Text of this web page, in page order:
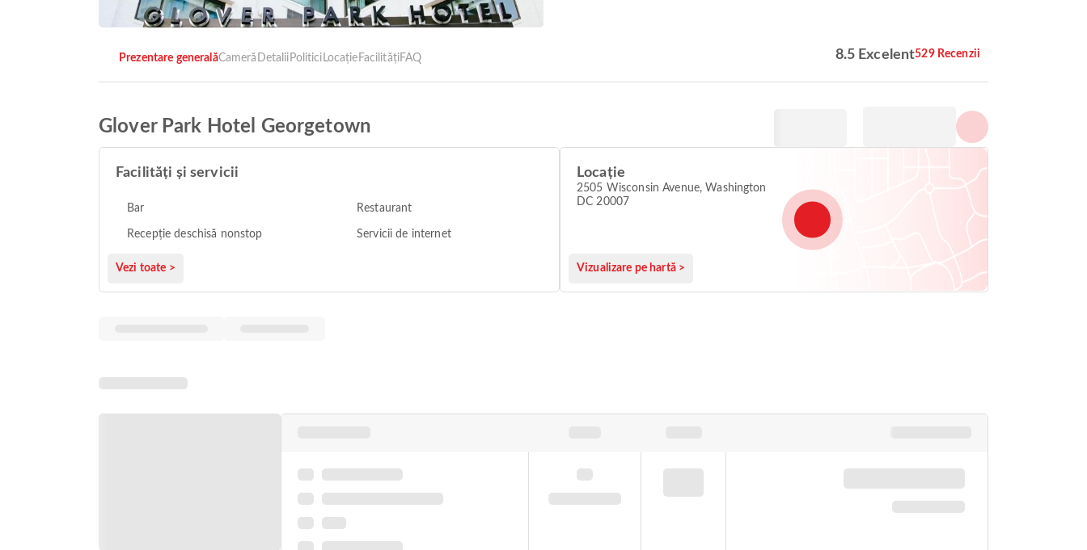
Prezentare generalăCameră Detalii Politici Locație FacilitățiFAQ 8.5 Excelent529 Recenzii
Glover Park Hotel Georgetown
Facilități și servicii
Bar Restaurant
Recepție deschisă nonstop Servicii de internet
Vezi toate >
Locație
2505 Wisconsin Avenue, Washington
DC 20007
Vizualizare pe hartă >